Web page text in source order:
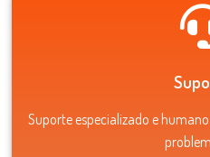
Suporte especializado e